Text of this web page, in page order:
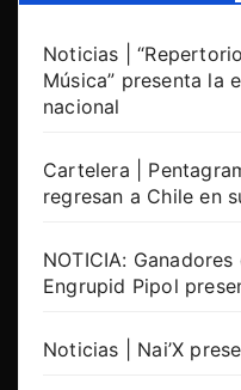
Noticias |
Música” presenta la
nacional
Cartelera |
regresan a Chile en
NOTICIA:
Engrupid Pipol
Noticias | Nai’X